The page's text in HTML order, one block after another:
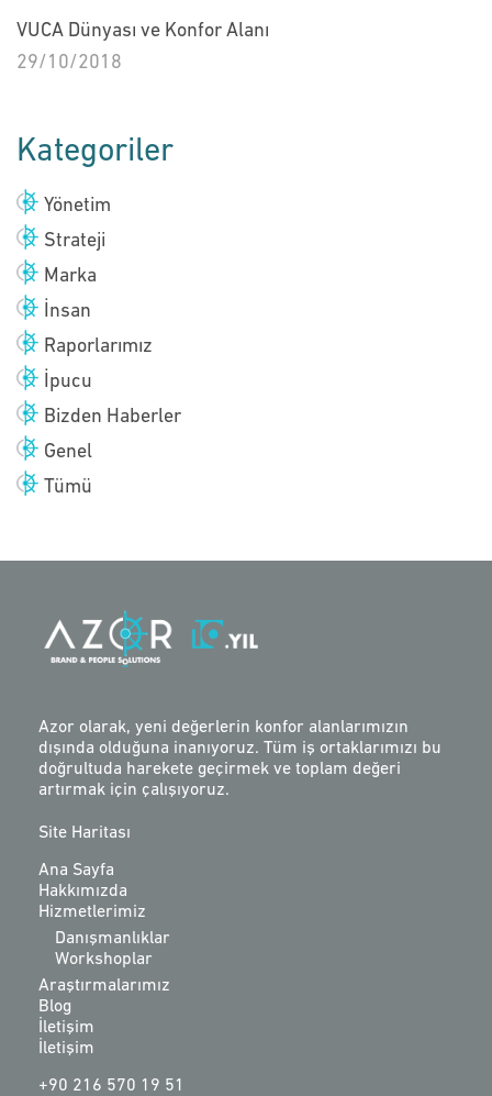
VUCA Dünyası ve Konfor Alanı
29/10/2018
Kategoriler
Yönetim
Strateji
Marka
İnsan
Raporlarımız
İpucu
Bizden Haberler
Genel
Tümü
Azor olarak, yeni değerlerin konfor alanlarımızın
dışında olduğuna inanıyoruz. Tüm iş ortaklarımızı bu
doğrultuda harekete geçirmek ve toplam değeri
artırmak için çalışıyoruz.
Site Haritası
Ana Sayfa
Hakkımızda
Hizmetlerimiz
Danışmanlıklar
Workshoplar
Araştırmalarımız
Blog
İletişim
İletişim
+90 216 570 19 51